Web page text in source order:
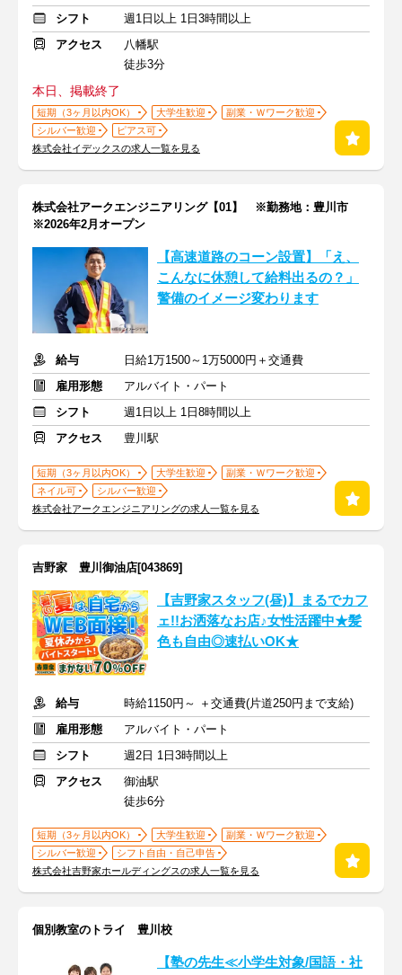
シフト
週1日以上 1日3時間以上
アクセス
八幡駅
徒歩3分
本日、掲載終了
短期（3ヶ月以内OK） 大学生歓迎
副業・Ｗワーク歓迎
シルバー歓迎
ピアス可
株式会社イデックスの求人一覧を見る
株式会社アークエンジニアリング【01】 ※勤務地：豊川市
※2026年2月オープン
【高速道路のコーン設置】「え、
こんなに休憩して給料出るの？」
警備のイメージ変わります
給与
日給1万1500～1万5000円＋交通費
雇用形態
アルバイト・パート
シフト
週1日以上 1日8時間以上
アクセス
豊川駅
短期（3ヶ月以内OK） 大学生歓迎
副業・Ｗワーク歓迎
ネイル可
シルバー歓迎
株式会社アークエンジニアリングの求人一覧を見る
吉野家 豊川御油店[043869]
【吉野家スタッフ(昼)】まるでカフ
ェ!!お洒落なお店♪女性活躍中★髪
色も自由◎速払いOK★
給与
時給1150円～ ＋交通費(片道250円まで支給)
雇用形態
アルバイト・パート
シフト
週2日 1日3時間以上
アクセス
御油駅
徒歩6分
短期（3ヶ月以内OK） 大学生歓迎
副業・Ｗワーク歓迎
シルバー歓迎
シフト自由・自己申告
株式会社吉野家ホールディングスの求人一覧を見る
個別教室のトライ 豊川校
【塾の先生≪小学生対象/国語・社